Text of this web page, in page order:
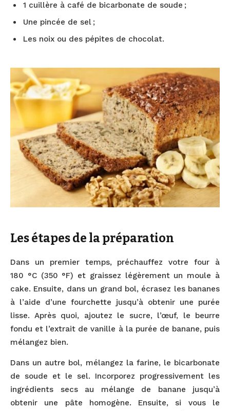
1 cuillère à café de bicarbonate de soude ;
Une pincée de sel ;
Les noix ou des pépites de chocolat.
Les étapes de la préparation
Dans un premier temps, préchauffez votre four à
180 °C (350 °F) et graissez légèrement un moule à
cake. Ensuite, dans un grand bol, écrasez les bananes
à l’aide d’une fourchette jusqu’à obtenir une purée
lisse. Après quoi, ajoutez le sucre, l’œuf, le beurre
fondu et l’extrait de vanille à la purée de banane, puis
mélangez bien.
Dans un autre bol, mélangez la farine, le bicarbonate
de soude et le sel. Incorporez progressivement les
ingrédients secs au mélange de banane jusqu’à
obtenir une pâte homogène. Ensuite, si vous le